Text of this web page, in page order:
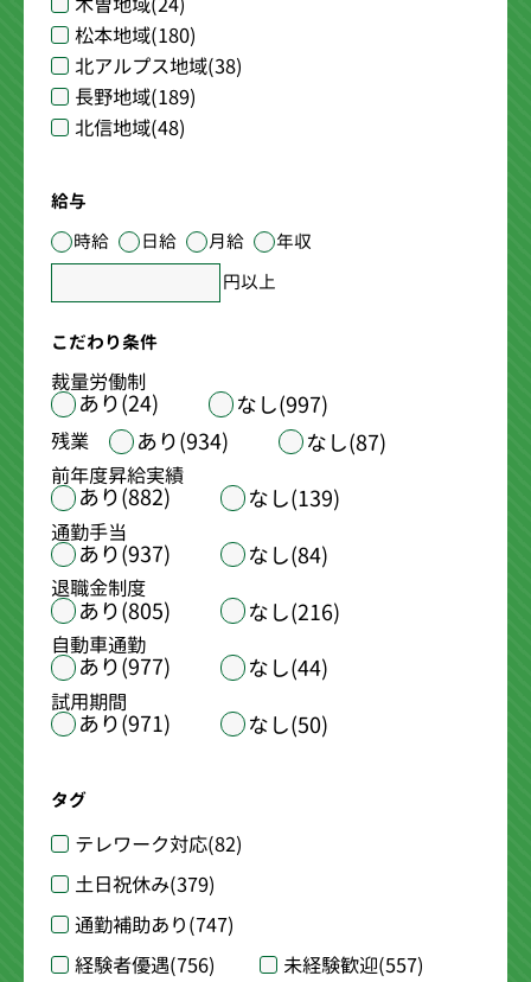
松本地域(180)
北アルプス地域(38)
長野地域(189)
北信地域(48)
給与
時給
日給 月給
年収
円以上
こだわり条件
裁量労働制
あり(24) なし(997)
残業 あり(934) なし(87)
前年度昇給実績
あり(882) なし(139)
通勤手当
あり(937) なし(84)
退職金制度
あり(805) なし(216)
自動車通勤
あり(977) なし(44)
試用期間
あり(971) なし(50)
タグ
テレワーク対応(82)
土日祝休み(379)
通勤補助あり(747)
経験者優遇(756) 未経験歓迎(557)